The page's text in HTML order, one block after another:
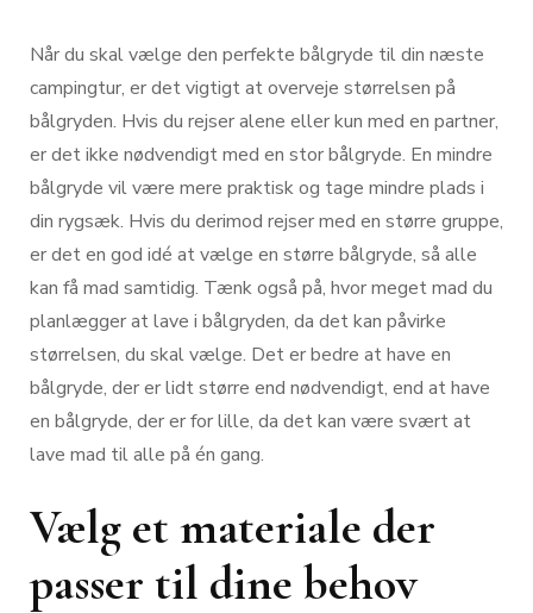
Når du skal vælge den perfekte bålgryde til din næste
campingtur, er det vigtigt at overveje størrelsen på
bålgryden. Hvis du rejser alene eller kun med en partner,
er det ikke nødvendigt med en stor bålgryde. En mindre
bålgryde vil være mere praktisk og tage mindre plads i
din rygsæk. Hvis du derimod rejser med en større gruppe,
er det en god idé at vælge en større bålgryde, så alle
kan få mad samtidig. Tænk også på, hvor meget mad du
planlægger at lave i bålgryden, da det kan påvirke
størrelsen, du skal vælge. Det er bedre at have en
bålgryde, der er lidt større end nødvendigt, end at have
en bålgryde, der er for lille, da det kan være svært at
lave mad til alle på én gang.
Vælg et materiale der
passer til dine behov